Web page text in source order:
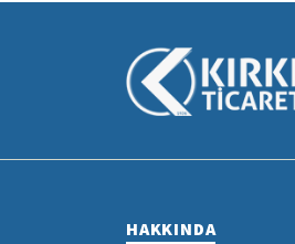
HAKKINDA